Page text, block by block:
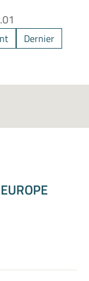
Dernier